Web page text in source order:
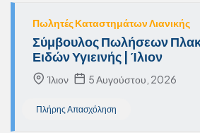
Πωλητές Καταστημάτων Λιανικής
Σύμβουλος Πωλήσεων
Ειδών Υγιεινής | Ίλιον
Ίλιον 5 Αυγούστου, 2026
Πλήρης Απασχόληση